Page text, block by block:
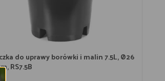
do uprawy borówki i malin 7.5L, Ø26
RS7.5B